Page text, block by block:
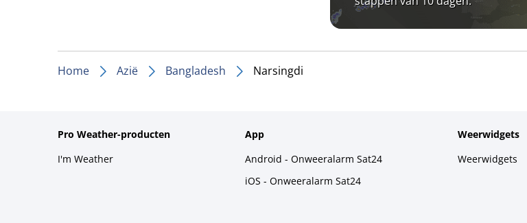
Home Azië Bangladesh Narsingdi
Pro Weather-producten
I'm Weather
App
Android - Onweeralarm Sat24
iOS - Onweeralarm Sat24
Weerwidgets
Weerwidgets